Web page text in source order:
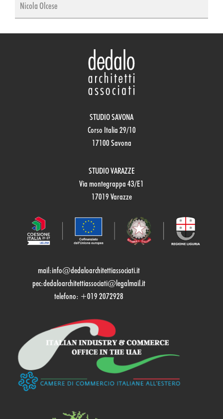
Nicola Olcese
STUDIO SAVONA
Corso Italia 29/10
17100 Savona
STUDIO VARAZZE
Via montegrappa 43/E1
17019 Varazze
mail:info@dedaloarchitettiassociati.it
pec:dedaloarchitettiassociati@legalmail.it
telefono: +019 2072928